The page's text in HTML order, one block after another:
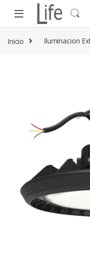
Skip to navigation
Skip to content
Inicio Iluminacion